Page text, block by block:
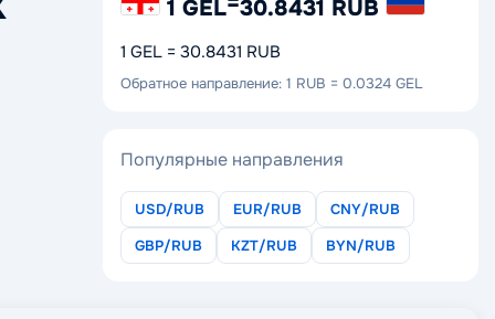
1 GEL 30.8431 RUB
1 GEL = 30.8431 RUB
Обратное направление: 1 RUB = 0.0324 GEL
Популярные направления
USD/RUB EUR/RUB
CNY/RUB
GBP/RUB
KZT/RUB BYN/RUB